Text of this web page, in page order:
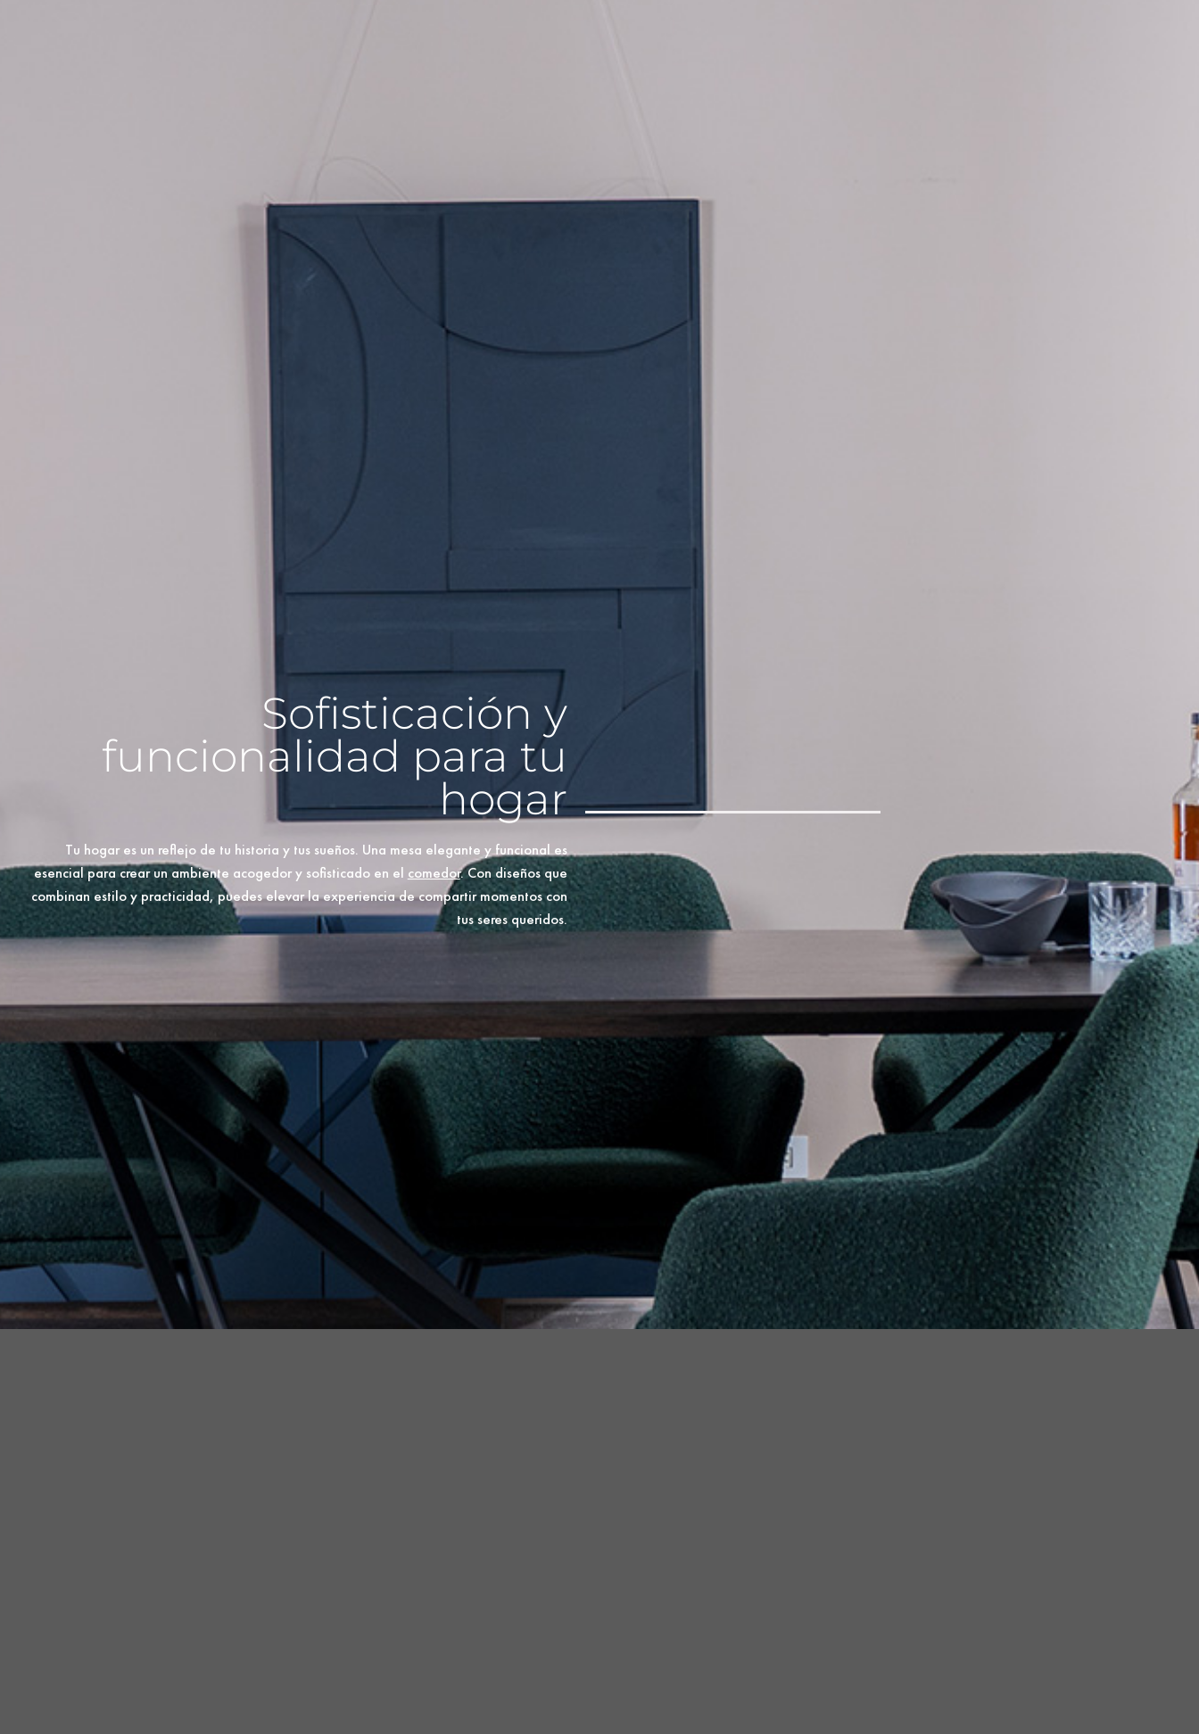
Sofisticación y
funcionalidad para tu
hogar
Tu hogar es un reflejo de tu historia y tus sueños. Una mesa elegante y funcional es
esencial para crear un ambiente acogedor y sofisticado en el comedor. Con diseños que
combinan estilo y practicidad, puedes elevar la experiencia de compartir momentos con
tus seres queridos.